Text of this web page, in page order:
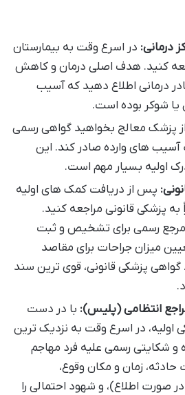
درمانی: در اسرع وقت به بیمارستان
کنید. هدف اصلی درمان و کاهش
درمانی اطلاع دهید که آسیب
یا شوکر بوده است.
از پزشک معالج بخواهید گواهی رسمی
های وارده صادر کند. این
اولیه بسیار مهم است.
پس از دریافت کمک های اولیه
به پزشکی قانونی مراجعه کنید.
مرجع رسمی برای تشخیص و ثبت
میزان جراحات برای مقاصد
پزشکی قانونی، قوی ترین سند
انتظامی (پلیس): با در دست
اولیه، در اسرع وقت به نزدیک ترین
و شکایتی رسمی علیه فرد مهاجم
حادثه، زمان و مکان وقوع،
اطلاع)، و شهود احتمالی را